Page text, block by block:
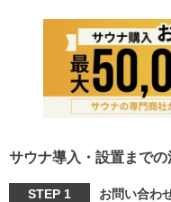
サウナ導入・設置までの
STEP 1 お問い合わ